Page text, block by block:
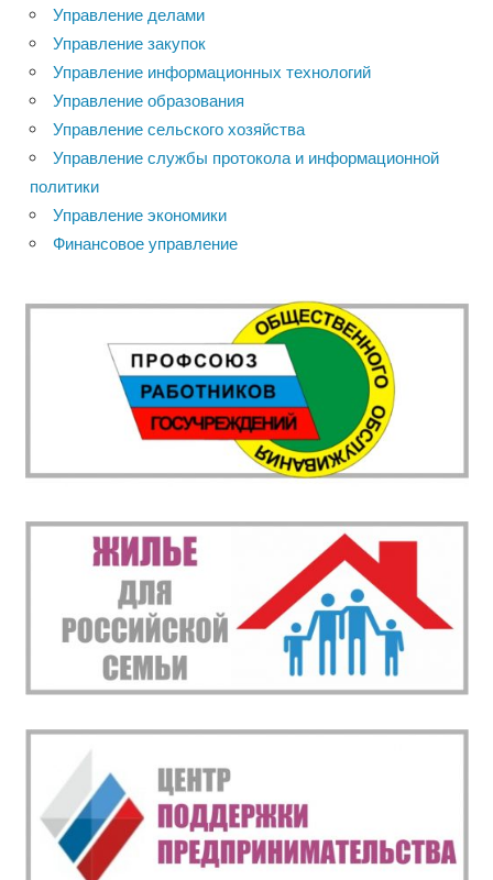
Управление делами
Управление закупок
Управление информационных технологий
Управление образования
Управление сельского хозяйства
Управление службы протокола и информационной
политики
Управление экономики
Финансовое управление